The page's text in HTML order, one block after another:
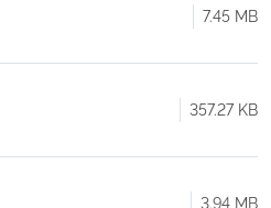
7.45 MB
357.27 KB
3.94 MB